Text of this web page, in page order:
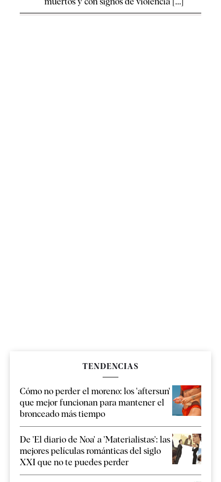
TENDENCIAS
Cómo no perder el moreno: los 'aftersun'
que mejor funcionan para mantener el
bronceado más tiempo
De 'El diario de Noa' a 'Materialistas': las
mejores películas románticas del siglo
XXI que no te puedes perder